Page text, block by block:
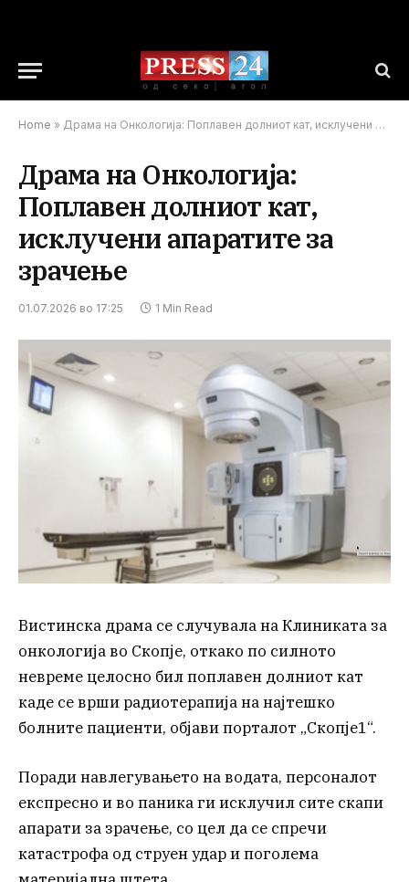
Home » Драма на Онкологија: Поплавен долниот кат, исклучени апаратите за зрачење
Драма на Онкологија:
Поплавен долниот кат,
исклучени апаратите за
зрачење
01.07.2026 во 17:25 1 Min Read
Вистинска драма се случувала на Клиниката за
онкологија во Скопје, откако по силното
невреме целосно бил поплавен долниот кат
каде се врши радиотерапија на најтешко
болните пациенти, објави порталот „Скoпjе1“.
Поради навлегувањето на водата, персоналот
експресно и во паника ги исклучил сите скапи
апарати за зрачење, со цел да се спречи
катастрофа од струен удар и поголема